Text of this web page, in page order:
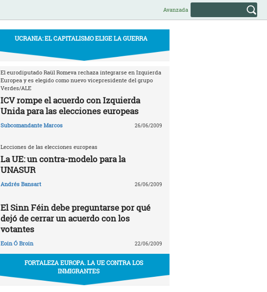
Avanzada
UCRANIA: EL CAPITALISMO ELIGE LA GUERRA
El eurodiputado Raül Romeva rechaza integrarse en Izquierda
Europea y es elegido como nuevo vicepresidente del grupo
Verdes/ALE
ICV rompe el acuerdo con Izquierda
Unida para las elecciones europeas
Subcomandante Marcos 26/06/2009
Lecciones de las elecciones europeas
La UE: un contra-modelo para la
UNASUR
Andrés Bansart 26/06/2009
El Sinn Féin debe preguntarse por qué
dejó de cerrar un acuerdo con los
votantes
Eoin Ó Broin 22/06/2009
FORTALEZA EUROPA. LA UE CONTRA LOS
INMIGRANTES